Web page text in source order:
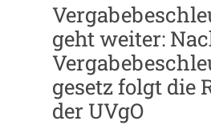
geht weiter:
gesetz folgt die
der UVgO